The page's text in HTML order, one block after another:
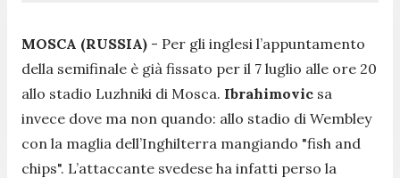
MOSCA (RUSSIA) - Per gli inglesi l’appuntamento
della semifinale è già fissato per il 7 luglio alle ore 20
allo stadio Luzhniki di Mosca. Ibrahimovic sa
invece dove ma non quando: allo stadio di Wembley
con la maglia dell’Inghilterra mangiando "fish and
chips". L’attaccante svedese ha infatti perso la